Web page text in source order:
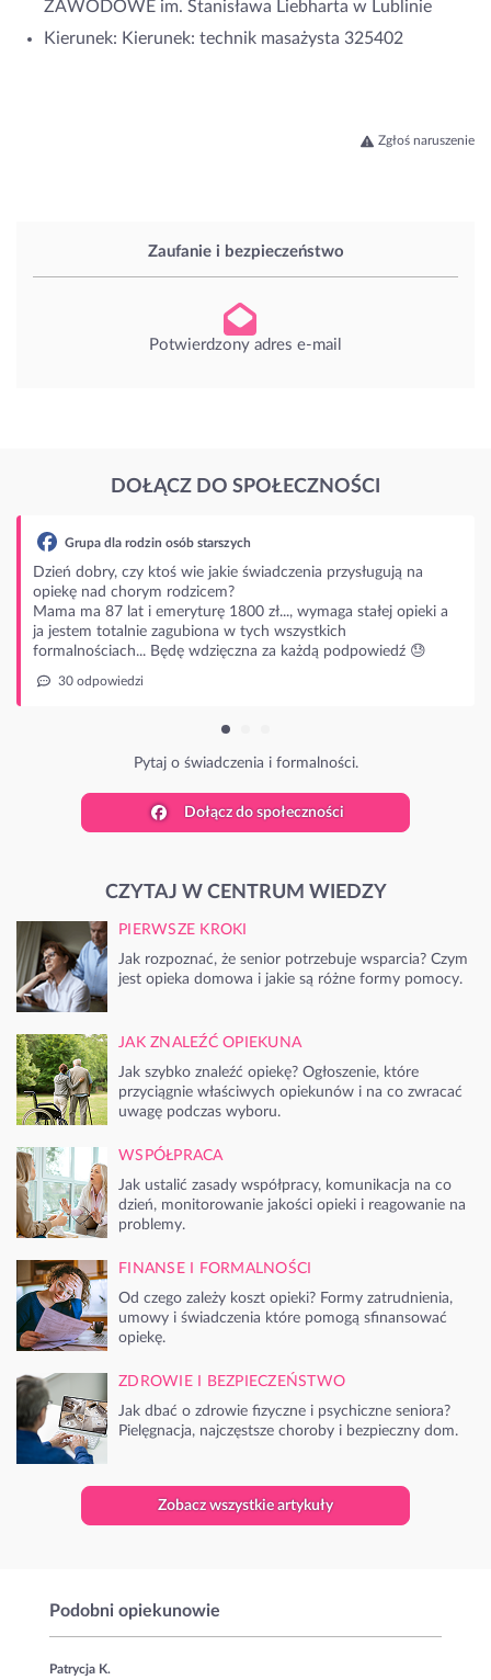
Zaufanie i bezpieczeństwo
Potwierdzony adres e-mail
ZAWODOWE im. Stanisława Liebharta w Lublinie
Kierunek: Kierunek: technik masażysta 325402
Zgłoś naruszenie
DOŁĄCZ DO SPOŁECZNOŚCI
osób starszych
ktoś wie jakie świadczenia przysługują na
rodzicem?
i emeryturę 1800 zł..., wymaga stałej opieki a
zagubiona w tych wszystkich
Będę wdzięczna za każdą podpowiedź 😓
Pytaj o świadczenia i formalności.
Dołącz do społeczności
CZYTAJ W CENTRUM WIEDZY
PIERWSZE KROKI
Jak rozpoznać, że senior potrzebuje wsparcia? Czym
jest opieka domowa i jakie są różne formy pomocy.
JAK ZNALEŹĆ OPIEKUNA
Jak szybko znaleźć opiekę? Ogłoszenie, które
przyciągnie właściwych opiekunów i na co zwracać
uwagę podczas wyboru.
WSPÓŁPRACA
Jak ustalić zasady współpracy, komunikacja na co
dzień, monitorowanie jakości opieki i reagowanie na
problemy.
FINANSE I FORMALNOŚCI
Od czego zależy koszt opieki? Formy zatrudnienia,
umowy i świadczenia które pomogą sfinansować
opiekę.
ZDROWIE I BEZPIECZEŃSTWO
Jak dbać o zdrowie fizyczne i psychiczne seniora?
Pielęgnacja, najczęstsze choroby i bezpieczny dom.
Zobacz wszystkie artykuły
Podobni opiekunowie
Patrycja K.